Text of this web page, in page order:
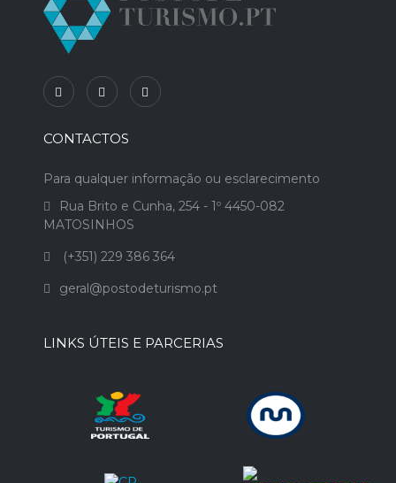
CONTACTOS
Para qualquer informação ou esclarecimento
Rua Brito e Cunha, 254 - 1º 4450-082
MATOSINHOS
(+351) 229 386 364
geral@postodeturismo.pt
LINKS ÚTEIS E PARCERIAS